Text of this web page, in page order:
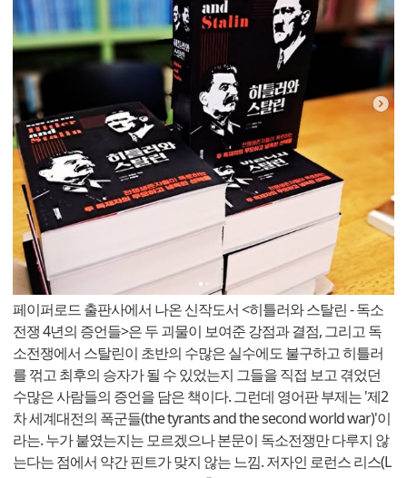
페이퍼로드 출판사에서 나온 신작도서 <히틀러와 스탈린 - 독소
전쟁 4년의 증언들>은 두 괴물이 보여준 강점과 결점, 그리고 독
소전쟁에서 스탈린이 초반의 수많은 실수에도 불구하고 히틀러
를 꺾고 최후의 승자가 될 수 있었는지 그들을 직접 보고 겪었던
수많은 사람들의 증언을 담은 책이다. 그런데 영어판 부제는 '제2
차 세계대전의 폭군들(the tyrants and the second world war)'이
라는. 누가 붙였는지는 모르겠으나 본문이 독소전쟁만 다루지 않
는다는 점에서 약간 핀트가 맞지 않는 느낌. 저자인 로런스 리스(L